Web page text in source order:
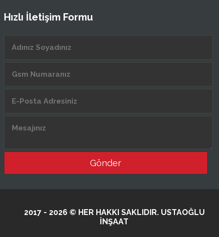
Hızlı İletişim Formu
Gönder
2017 - 2026 © HER HAKKI SAKLIDIR. USTAOĞLU
İNŞAAT